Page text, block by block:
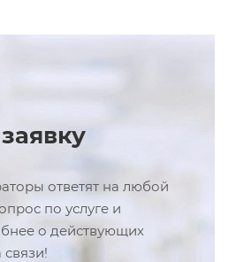
ответят на любой
по услуге и
о действующих